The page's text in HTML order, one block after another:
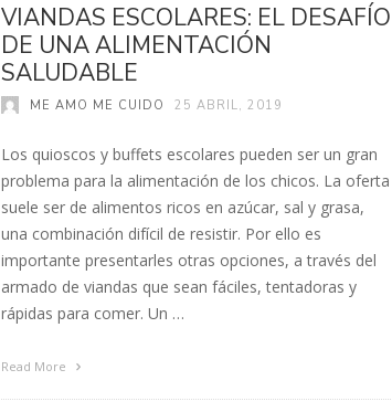
VIANDAS ESCOLARES: EL DESAFÍO
DE UNA ALIMENTACIÓN
SALUDABLE
ME AMO ME CUIDO 25 ABRIL, 2019
Los quioscos y buffets escolares pueden ser un gran
problema para la alimentación de los chicos. La oferta
suele ser de alimentos ricos en azúcar, sal y grasa,
una combinación difícil de resistir. Por ello es
importante presentarles otras opciones, a través del
armado de viandas que sean fáciles, tentadoras y
rápidas para comer. Un …
Read More